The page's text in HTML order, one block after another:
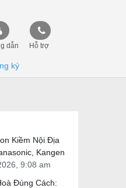
dẫn Hỗ trợ
ký
Kiềm Nội Địa
Kangen
9:08 am
Đúng Cách: